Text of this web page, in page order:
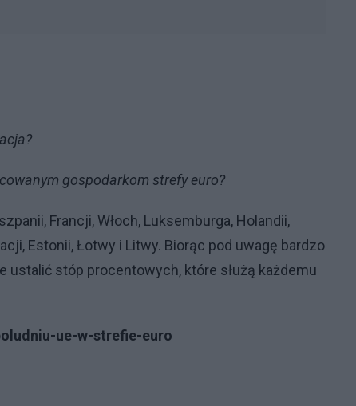
gospodarkom strefy euro?
Francji, Włoch, Luksemburga, Holandii,
Estonii, Łotwy i Litwy. Biorąc pod uwagę bardzo
ustalić stóp procentowych, które służą każdemu
ue-w-strefie-euro